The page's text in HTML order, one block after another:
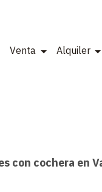
Venta Alquiler
con cochera en